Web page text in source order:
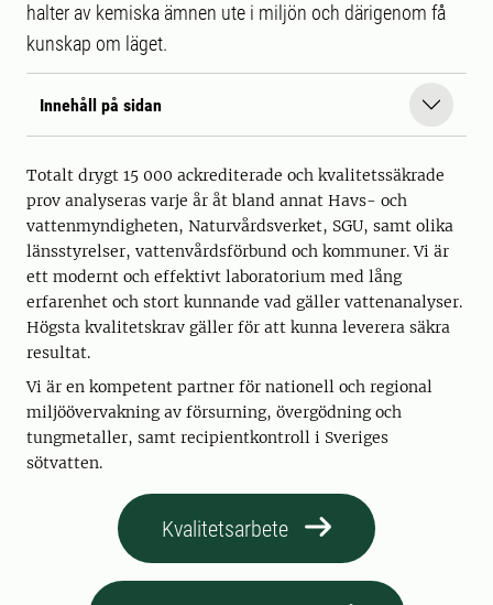
halter av kemiska ämnen ute i miljön och därigenom få
kunskap om läget.
Innehåll på sidan
Totalt drygt 15 000 ackrediterade och kvalitetssäkrade
prov analyseras varje år åt bland annat Havs- och
vattenmyndigheten, Naturvårdsverket, SGU, samt olika
länsstyrelser, vattenvårdsförbund och kommuner. Vi är
ett modernt och effektivt laboratorium med lång
erfarenhet och stort kunnande vad gäller vattenanalyser.
Högsta kvalitetskrav gäller för att kunna leverera säkra
resultat.
Vi är en kompetent partner för nationell och regional
miljöövervakning av försurning, övergödning och
tungmetaller, samt recipientkontroll i Sveriges
sötvatten.
Kvalitetsarbete